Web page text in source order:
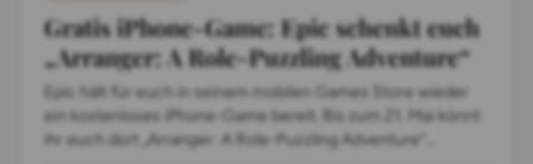
Gratis iPhone-Game: Epic schenkt euch
„Arranger: A Role-Puzzling Adventure“
Epic hält für euch in seinem mobilen Games Store wieder
ein kostenloses iPhone-Game bereit. Bis zum 21. Mai könnt
ihr euch dort „Arranger: A Role-Puzzling Adventure“